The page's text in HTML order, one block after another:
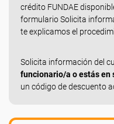
crédito FUNDAE
formulario Solicita
te explicamos el
Solicita información del
funcionario/a o estás en
un código de descuento